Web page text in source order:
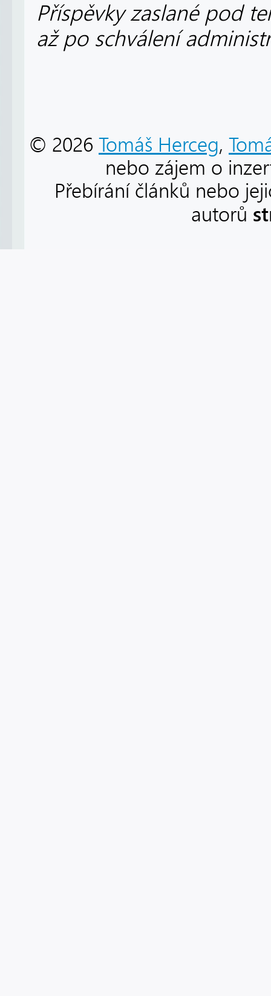
Příspěvky zaslané pod
až po schválení
© 2026 Tomáš Herceg,
nebo zájem o
Přebírání článků nebo
autorů